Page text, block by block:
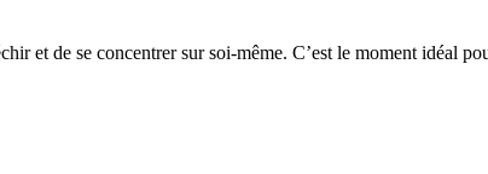
et de se concentrer sur soi-même. C’est le moment idéal